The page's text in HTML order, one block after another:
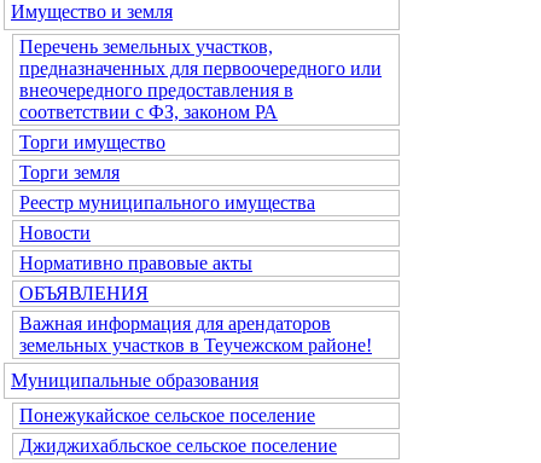
Имущество и земля
Перечень земельных участков,
предназначенных для первоочередного или
внеочередного предоставления в
соответствии с ФЗ, законом РА
Торги имущество
Торги земля
Реестр муниципального имущества
Новости
Нормативно правовые акты
ОБЪЯВЛЕНИЯ
Важная информация для арендаторов
земельных участков в Теучежском районе!
Муниципальные образования
Понежукайское сельское поселение
Джиджихабльское сельское поселение